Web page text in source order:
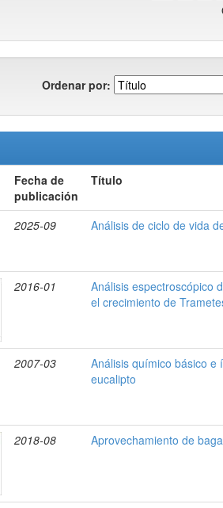
Ordenar por:
Fecha de
publicación
Título
2025-09 Análisis de ciclo de vida
2016-01
Análisis espectroscópico
el crecimiento de
2007-03
Análisis químico básico e
eucalipto
2018-08 Aprovechamiento de